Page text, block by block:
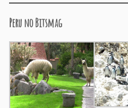
Peru no Bitsmag